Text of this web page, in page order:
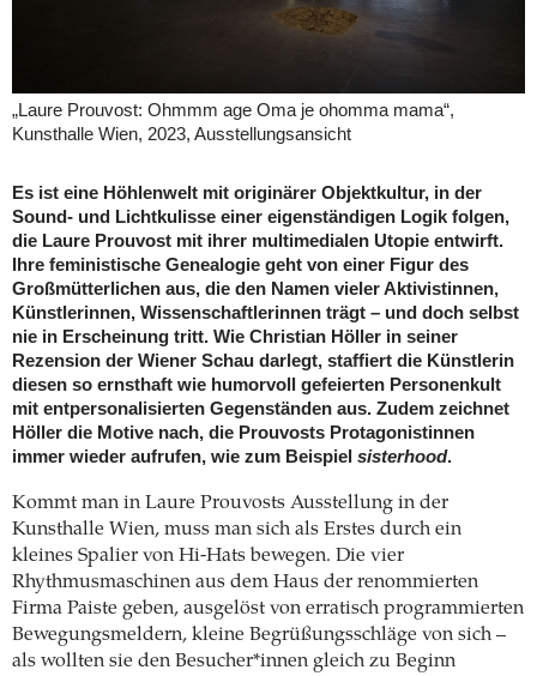
„Laure Prouvost: Ohmmm age Oma je ohomma mama“,
Kunsthalle Wien, 2023, Ausstellungsansicht
Es ist eine Höhlenwelt mit originärer Objektkultur, in der
Sound- und Lichtkulisse einer eigenständigen Logik folgen,
die Laure Prouvost mit ihrer multimedialen Utopie entwirft.
Ihre feministische Genealogie geht von einer Figur des
Großmütterlichen aus, die den Namen vieler Aktivistinnen,
Künstlerinnen, Wissenschaftlerinnen trägt – und doch selbst
nie in Erscheinung tritt. Wie Christian Höller in seiner
Rezension der Wiener Schau darlegt, staffiert die Künstlerin
diesen so ernsthaft wie humorvoll gefeierten Personenkult
mit entpersonalisierten Gegenständen aus. Zudem zeichnet
Höller die Motive nach, die Prouvosts Protagonistinnen
immer wieder aufrufen, wie zum Beispiel sisterhood.
Kommt man in Laure Prouvosts Ausstellung in der
Kunsthalle Wien, muss man sich als Erstes durch ein
kleines Spalier von Hi-Hats bewegen. Die vier
Rhythmusmaschinen aus dem Haus der renommierten
Firma Paiste geben, ausgelöst von erratisch programmierten
Bewegungsmeldern, kleine Begrüßungsschläge von sich –
als wollten sie den Besucher*innen gleich zu Beginn